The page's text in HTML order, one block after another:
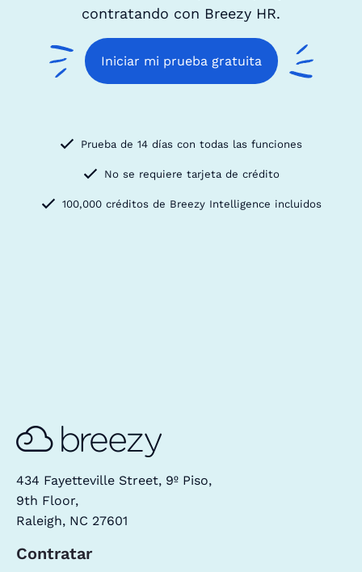
contratando con Breezy HR.
Iniciar mi prueba gratuita
Prueba de 14 días con todas las funciones
No se requiere tarjeta de crédito
100,000 créditos de Breezy Intelligence incluidos
434 Fayetteville Street, 9º Piso,
9th Floor,
Raleigh, NC 27601
Contratar